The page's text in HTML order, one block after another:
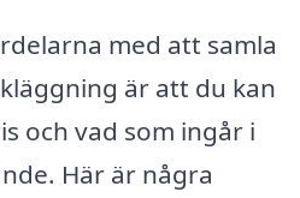
med att samla
är att du kan
och vad som ingår i
Här är några